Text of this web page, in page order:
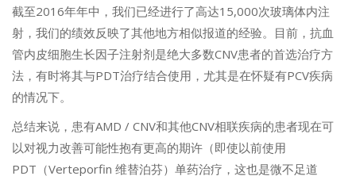
截至2016年年中，我们已经进行了高达15,000次玻璃体内注
射，我们的绩效反映了其他地方相似报道的经验。目前，抗血
管内皮细胞生长因子注射剂是绝大多数CNV患者的首选治疗方
法，有时将其与PDT治疗结合使用，尤其是在怀疑有PCV疾病
的情况下。
总结来说，患有AMD / CNV和其他CNV相联疾病的患者现在可
以对视力改善可能性抱有更高的期许（即使以前使用
PDT（Verteporfin 维替泊芬）单药治疗，这也是微不足道